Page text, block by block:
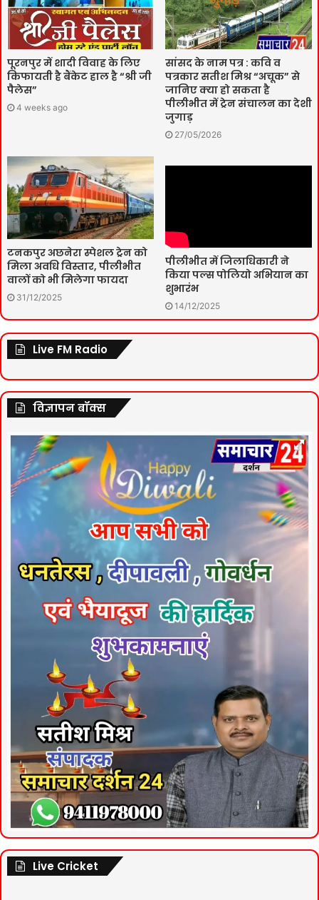
पूरनपुर में शादी विवाह के लिए
किफायती है बैंकेट हाल है “श्री जी
पैलेस”
4 weeks ago
सांसद के नाम पत्र : कवि व
पत्रकार सतीश मिश्र “अचूक” से
जानिए क्या हो सकता है
पीलीभीत में ट्रेन संचालन का देशी
जुगाड़
27/05/2026
टनकपुर अछनेरा स्पेशल ट्रेन को
मिला अवधि विस्तार, पीलीभीत
वालों को भी मिलेगा फायदा
31/12/2025
पीलीभीत में जिलाधिकारी ने
किया पल्स पोलियो अभियान का
शुभारंभ
14/12/2025
Live FM Radio
विज्ञापन बॉक्स
Live Cricket